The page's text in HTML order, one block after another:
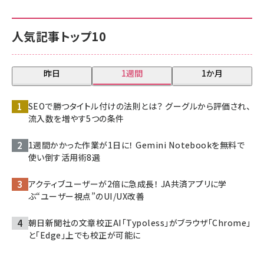
人気記事トップ10
昨日 1週間 1か月
SEOで勝つタイトル付けの法則とは？ グーグルから評価され、
流入数を増やす5つの条件
1週間かかった作業が1日に！ Gemini Notebookを無料で
使い倒す活用術8選
アクティブユーザーが2倍に急成長！ JA共済アプリに学
ぶ“ユーザー視点”のUI/UX改善
朝日新聞社の文章校正AI「Typoless」がブラウザ「Chrome」
と「Edge」上でも校正が可能に